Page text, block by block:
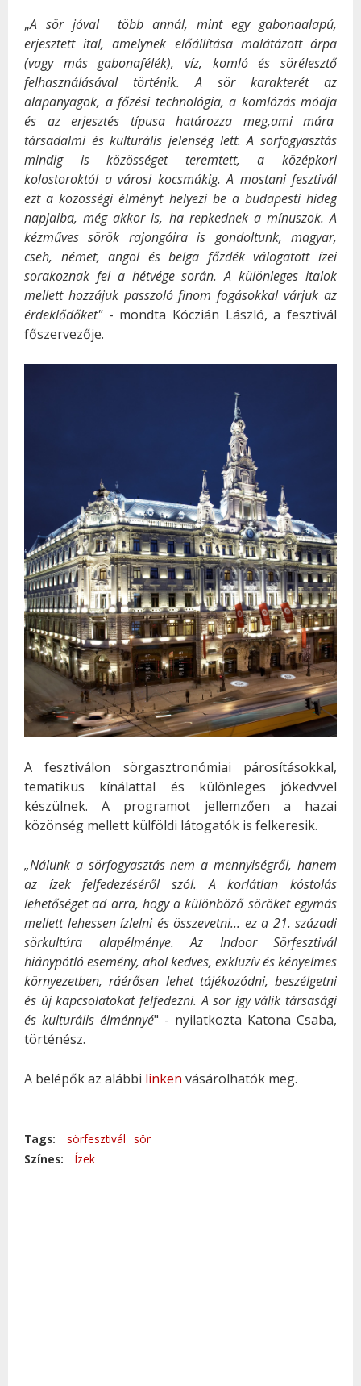
„A sör jóval több annál, mint egy gabonaalapú,
erjesztett ital, amelynek előállítása malátázott árpa
(vagy más gabonafélék), víz, komló és sörélesztő
felhasználásával történik. A sör karakterét az
alapanyagok, a főzési technológia, a komlózás módja
és az erjesztés típusa határozza meg,ami mára
társadalmi és kulturális jelenség lett. A sörfogyasztás
mindig is közösséget teremtett, a középkori
kolostoroktól a városi kocsmákig. A mostani fesztivál
ezt a közösségi élményt helyezi be a budapesti hideg
napjaiba, még akkor is, ha repkednek a mínuszok. A
kézműves sörök rajongóira is gondoltunk, magyar,
cseh, német, angol és belga főzdék válogatott ízei
sorakoznak fel a hétvége során. A különleges italok
mellett hozzájuk passzoló finom fogásokkal várjuk az
érdeklődőket"- mondta Kóczián László, a fesztivál
főszervezője.
A fesztiválon sörgasztronómiai párosításokkal,
tematikus kínálattal és különleges jókedvvel
készülnek. A programot jellemzően a hazai
közönség mellett külföldi látogatók is felkeresik.
„Nálunk a sörfogyasztás nem a mennyiségről, hanem
az ízek felfedezéséről szól. A korlátlan kóstolás
lehetőséget ad arra, hogy a különböző söröket egymás
mellett lehessen ízlelni és összevetni... ez a 21. századi
sörkultúra alapélménye. Az Indoor Sörfesztivál
hiánypótló esemény, ahol kedves, exkluzív és kényelmes
környezetben, ráérősen lehet tájékozódni, beszélgetni
és új kapcsolatokat felfedezni. A sör így válik társasági
és kulturális élménnyé" - nyilatkozta Katona Csaba,
történész.
A belépők az alábbi linken vásárolhatók meg.
Tags: sörfesztivál
sör
Színes:
Ízek